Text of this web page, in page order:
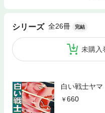
シリーズ 全26冊 完結
未購入
白い戦士ヤマ
660